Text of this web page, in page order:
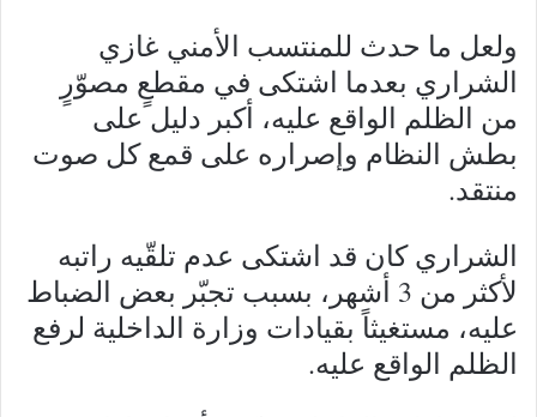
ولعل ما حدث للمنتسب الأمني غازي
الشراري بعدما اشتكى في مقطعٍ مصوّرٍ
من الظلم الواقع عليه، أكبر دليل على
بطش النظام وإصراره على قمع كل صوت
منتقد.
الشراري كان قد اشتكى عدم تلقّيه راتبه
لأكثر من 3 أشهر، بسبب تجبّر بعض الضباط
عليه، مستغيثاً بقيادات وزارة الداخلية لرفع
الظلم الواقع عليه.